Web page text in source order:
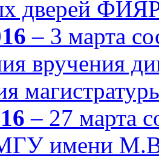
дверей
– 3 марта
вручения
– 27 марта
имени